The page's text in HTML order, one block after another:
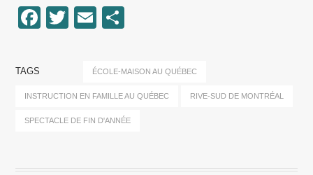
Facebook
Twitter
Email
TAGS ÉCOLE-MAISON AU QUÉBEC
INSTRUCTION EN FAMILLE AU QUÉBEC RIVE-SUD DE MONTRÉAL
SPECTACLE DE FIN D'ANNÉE